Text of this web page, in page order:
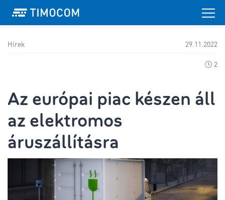
Hírek 29.11.2022
2
Az európai piac készen áll
az elektromos
áruszállításra